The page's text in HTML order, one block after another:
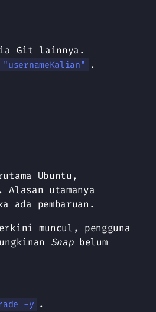
Git lainnya.
.
Ubuntu,
Alasan utamanya
ada pembaruan.
muncul, pengguna
Snapbelum
-y .